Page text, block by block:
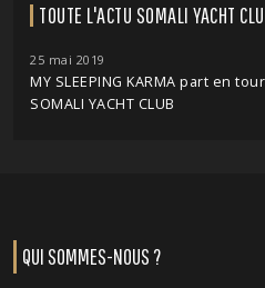
TOUTE L'ACTU SOMALI YACHT
25 mai 2019
MY SLEEPING KARMA part en
SOMALI YACHT CLUB
QUI SOMMES-NOUS ?